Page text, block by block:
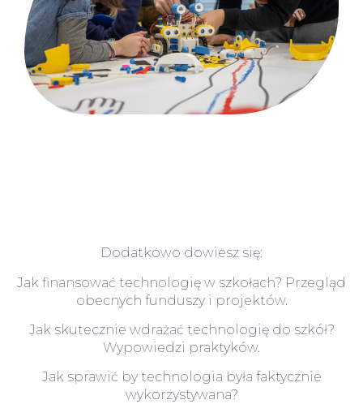
Dodatkowo dowiesz się:
Jak finansować technologię w szkołach? Przegląd
obecnych funduszy i projektów.
Jak skutecznie wdrażać technologię do szkół?
Wypowiedzi praktyków.
Jak sprawić by technologia była faktycznie
wykorzystywana?